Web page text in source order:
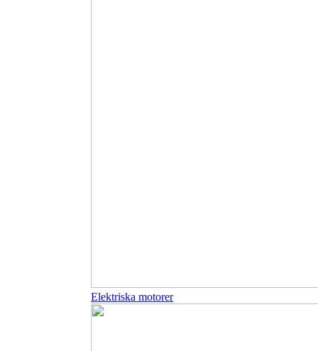
Elektriska motorer